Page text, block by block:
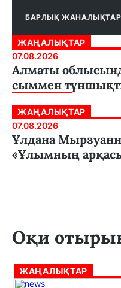
БАРЛЫҚ ЖАНАЛЫҚТАР
ЖАҢАЛЫҚТАР
07.08.2026
Алматы
сыммен
ЖАҢАЛЫҚТАР
07.08.2026
Ұлдана
«Ұлымның
Оқи
ЖАҢАЛЫҚТАР